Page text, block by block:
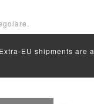
EU shipments are